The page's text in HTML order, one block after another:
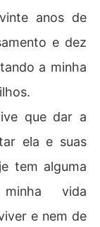
anos de
e dez
a minha
que dar a
ela e suas
tem alguma
vida
e nem de